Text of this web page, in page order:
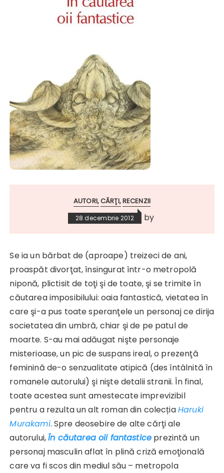
AUTORI CĂRŢI RECENZII
28 decembrie 2012 by
Se ia un bărbat de (aproape) treizeci de ani,
proaspăt divorţat, însingurat într-o metropolă
niponă, plictisit de toţi şi de toate, şi se trimite în
căutarea imposibilului: oaia fantastică, vietatea în
care şi-a pus toate speranţele un personaj ce dirija
societatea din umbră, chiar şi de pe patul de
moarte. S-au mai adăugat nişte personaje
misterioase, un pic de suspans ireal, o prezenţă
feminină de-o senzualitate atipică (des întâlnită în
romanele autorului) şi nişte detalii stranii. În final,
toate acestea sunt amestecate imprevizibil
pentru a rezulta un alt roman din colecțiaHaruki
Murakami. Spre deosebire de alte cărţi ale
autorului,În căutarea oii fantastice prezintă un
personaj masculin aflat în plină criză emoţională
care va fi scos din mediul său – metropola